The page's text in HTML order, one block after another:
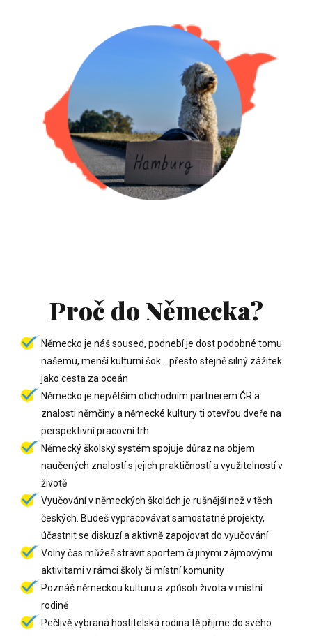
Proč do Německa?
Německo je náš soused, podnebí je dost podobné tomu
našemu, menší kulturní šok....přesto stejně silný zážitek
jako cesta za oceán
Německo je největším obchodním partnerem ČR a
znalosti němčiny a německé kultury ti otevřou dveře na
perspektivní pracovní trh
Německý školský systém spojuje důraz na objem
naučených znalostí s jejich praktičností a využitelností v
životě
Vyučování v německých školách je rušnější než v těch
českých. Budeš vypracovávat samostatné projekty,
účastnit se diskuzí a aktivně zapojovat do vyučování
Volný čas můžeš strávit sportem či jinými zájmovými
aktivitami v rámci školy či místní komunity
Poznáš německou kulturu a způsob života v místní
rodině
Pečlivě vybraná hostitelská rodina tě přijme do svého